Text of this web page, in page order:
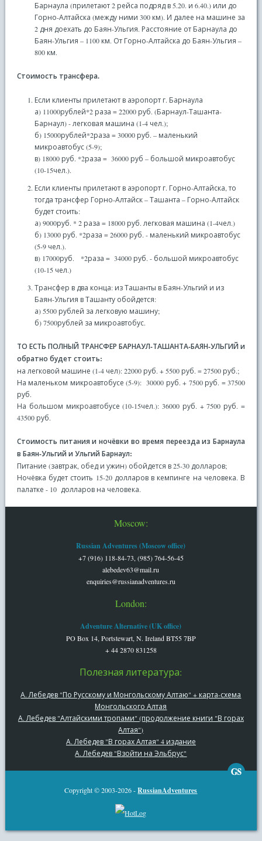
Барнаула (прилетают 2 рейса подряд в 5.20. и 6.40.) или до
Горно-Алтайска (между ними 300 км). И далее на машине за
2 дня доехать до Баян-Ульгия. Расстояние от Барнаула до
Баян-Ульгия – 1100 км. От Горно-Алтайска до Баян-Ульгия –
800 км.
Стоимость трансфера.
Если клиенты прилетают в аэропорт г. Барнаула
а) 11000рублей*2 раза = 22000 руб. (Барнаул-Ташанта-
Барнаул) - легковая машина (1-4 чел.);
б) 15000рублей*2раза = 30000 руб. – маленький
микроавтобус (5-9);
в) 18000 руб. *2раза = 36000 руб – большой микроавтобус
(10-15чел.).
Если клиенты прилетают в аэропорт г. Горно-Алтайска, то
тогда трансфер Горно-Алтайск – Ташанта – Горно-Алтайск
будет стоить:
а) 9000руб. * 2 раза = 18000 руб. легковая машина (1-4чел.)
б) 13000 руб. *2раза = 26000 руб. - маленький микроавтобус
(5-9 чел.).
в) 17000руб. *2раза = 34000 руб. - большой микроавтобус
(10-15 чел.)
Трансфер в два конца: из Ташанты в Баян-Ульгий и из
Баян-Ульгия в Ташанту обойдется:
а) 5500 рублей за легковую машину;
б) 7500рублей за микроавтобус.
ТО ЕСТЬ ПОЛНЫЙ ТРАНСФЕР БАРНАУЛ-ТАШАНТА-БАЯН-УЛЬГИЙ и
обратно будет стоить:
на легковой машине (1-4 чел): 22000 руб. + 5500 руб. = 27500 руб.;
На маленьком микроавтобусе (5-9): 30000 руб. + 7500 руб. = 37500
руб.
На большом микроавтобусе (10-15чел.): 36000 руб. + 7500 руб. =
43500 руб.
Стоимость питания и ночёвки во время переезда из Барнаула
в Баян-Ульгий и Ульгий Барнаул:
Питание (завтрак, обед и ужин) обойдется в 25-30 долларов;
Ночёвка будет стоить 15-20 долларов в кемпинге на человека. В
палатке - 10 долларов на человека.
Moscow:
Russian Adventures (Moscow office)
+7 (916) 118-84-73, (985) 764-56-45
alebedev63@mail.ru
enquiries@russianadventures.ru
London:
Adventure Alternative (UK office)
PO Box 14, Portstewart, N. Ireland BT55 7BP
+ 44 2870 831258
Полезная литература:
А. Лебедев "По Русскому и Монгольскому Алтаю" + карта-схема
Монгольского Алтая
А. Лебедев "Алтайскими тропами" (продолжение книги "В горах
Алтая")
А. Лебедев "В горах Алтая" 4 издание
А. Лебедев "Взойти на Эльбрус"
Copyright © 2003-2026 -RussianAdventures